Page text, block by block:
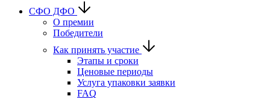
CФО ДФО
О премии
Победители
Как принять участие
Этапы и сроки
Ценовые периоды
Услуга упаковки заявки
FAQ